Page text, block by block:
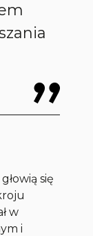
się
w
i